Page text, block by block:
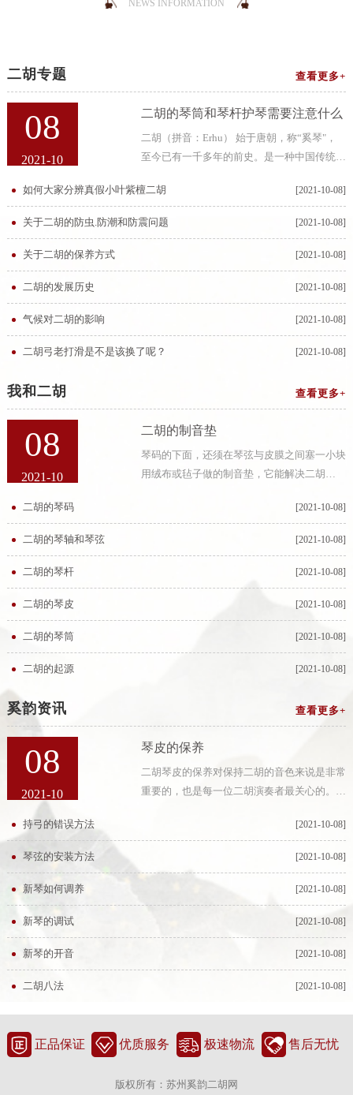
NEWS INFORMATION
二胡专题 查看更多+
08
2021-10
二胡的琴筒和琴杆护琴需要注意什么
二胡（拼音：Erhu） 始于唐朝，称“奚琴"，
至今已有一千多年的前史。是一种中国传统拉
子，二胡二胡的琴筒和琴杆大多都是用紫檀
如何大家分辨真假小叶紫檀二胡 [2021-10-08]
关于二胡的防虫.防潮和防震问题 [2021-10-08]
关于二胡的保养方式 [2021-10-08]
二胡的发展历史 [2021-10-08]
气候对二胡的影响 [2021-10-08]
二胡弓老打滑是不是该换了呢？ [2021-10-08]
我和二胡 查看更多+
08
2021-10
二胡的制音垫
琴码的下面，还须在琴弦与皮膜之间塞一小块
用绒布或毡子做的制音垫，它能解决二胡
满，制音垫的薄厚、大小要适中，过厚则影响
二胡的琴码 [2021-10-08]
二胡的琴轴和琴弦 [2021-10-08]
二胡的琴杆 [2021-10-08]
二胡的琴皮 [2021-10-08]
二胡的琴筒 [2021-10-08]
二胡的起源 [2021-10-08]
奚韵资讯 查看更多+
08
2021-10
琴皮的保养
二胡琴皮的保养对保持二胡的音色来说是非常
重要的，也是每一位二胡演奏者最关心的。二
用寿命。我们见到的琴皮已损坏的二胡大多是
持弓的错误方法 [2021-10-08]
琴弦的安装方法 [2021-10-08]
新琴如何调养 [2021-10-08]
新琴的调试 [2021-10-08]
新琴的开音 [2021-10-08]
二胡八法 [2021-10-08]
正品保证 优质服务 极速物流 售后无忧
版权所有：苏州奚韵二胡网